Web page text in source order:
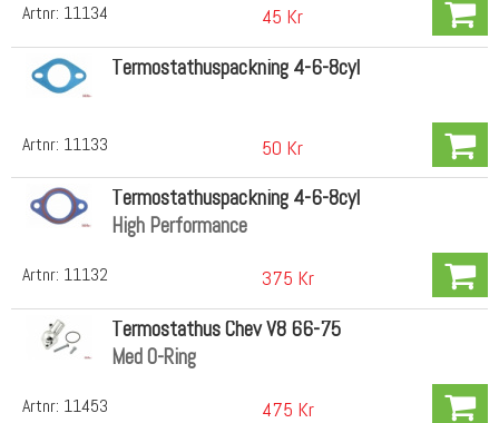
Artnr: 11134 45 Kr
Artnr: 11133
Termostathuspackning 4-6-8cyl
50 Kr
Artnr: 11132
Termostathuspackning 4-6-8cyl
High Performance
375 Kr
Artnr: 11453
Termostathus Chev V8 66-75
Med O-Ring
475 Kr